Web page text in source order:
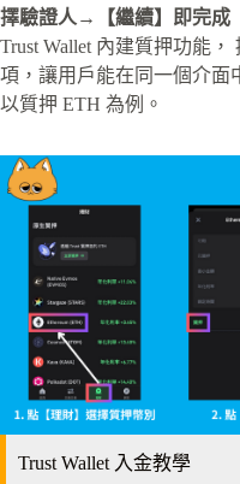
擇驗證人→【繼續】即完成
Trust Wallet 內建質押功能
項，讓用戶能在同一個介面
以質押 ETH 為例。
Trust Wallet 入金教學